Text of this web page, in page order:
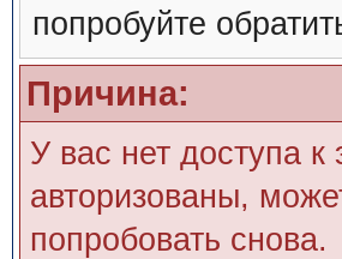
попробуйте
Причина:
У вас нет доступа
авторизованы,
попробовать снова.